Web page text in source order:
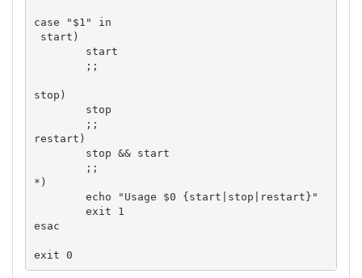
case "$1"
in
start )
        start
;;
stop )
        stop
;;
restart )
        stop
&& start
;;
* )
echo
"Usage $0 {start|stop|restart}"
exit
1
esac
exit 0